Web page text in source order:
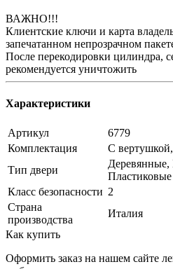
ВАЖНО!!!
Клиентские ключи и карта
запечатанном непрозрачном
После перекодировки цилиндра,
рекомендуется уничтожить
Характеристики
Артикул
6779
Комплектация
С
Тип двери
Деревянные,
Пластиковые
Класс безопасности 2
Страна
производства
Италия
Как купить
Оформить заказ на нашем сайте